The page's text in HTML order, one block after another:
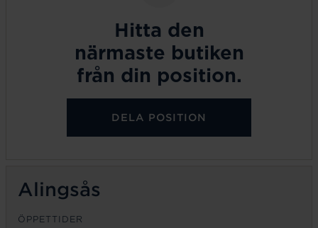
Hitta den
närmaste butiken
från din position.
DELA POSITION
Alingsås
ÖPPETTIDER